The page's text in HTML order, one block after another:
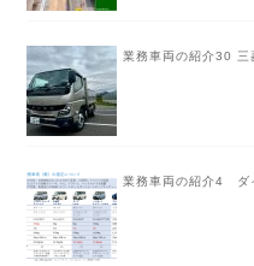
業務車両の紹介30
業務車両の紹介4 ダ